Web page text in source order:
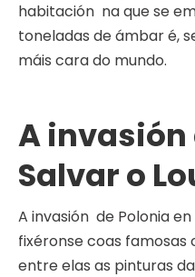
habitación na que se
toneladas de ámbar é,
máis cara do mundo.
A invasión
Salvar o
A invasión de Polonia
fixéronse coas famosas
entre elas as pinturas